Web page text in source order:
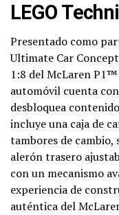
LEGO
Presentado como
Ultimate Car
1:8 del McLaren
automóvil cuenta
desbloquea
incluye una caja de
tambores de
alerón trasero
con un mecanismo
experiencia de
auténtica del